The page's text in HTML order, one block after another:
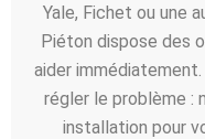
Yale, Fichet ou une
Piéton dispose des
aider
régler le problème :
installation pour